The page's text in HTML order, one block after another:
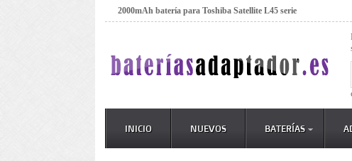
2000mAh batería para Toshiba Satellite L45 serie
INICIO NUEVOS BATERÍAS